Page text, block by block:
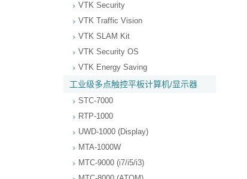
VTK Security
VTK Traffic Vision
VTK SLAM Kit
VTK Security OS
VTK Energy Saving
工业级多点触控平板计算机/显示器
STC-7000
RTP-1000
UWD-1000 (Display)
MTA-1000W
MTC-9000 (i7/i5/i3)